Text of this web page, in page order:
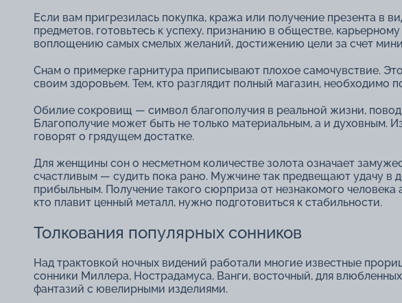
Если вам пригрезилась покупка, кража или получение презента в
предметов, готовьтесь к успеху, признанию в обществе,
воплощению самых смелых желаний, достижению цели за счет
Снам о примерке гарнитура приписывают плохое самочувствие.
своим здоровьем. Тем, кто разглядит полный магазин, необходимо
Обилие сокровищ ― символ благополучия в реальной жизни,
Благополучие может быть не только материальным, а и духовным.
говорят о грядущем достатке.
Для женщины сон о несметном количестве золота означает
счастливым ― судить пока рано. Мужчине так предвещают удачу в
прибыльным. Получение такого сюрприза от незнакомого
кто плавит ценный металл, нужно подготовиться к стабильности.
Толкования популярных сонников
Над трактовкой ночных видений работали многие известные
сонники Миллера, Нострадамуса, Ванги, восточный, для
фантазий с ювелирными изделиями.